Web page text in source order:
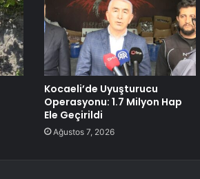
Kocaeli’de Uyuşturucu
Operasyonu: 1.7 Milyon Hap
Ele Geçirildi
Ağustos 7, 2026